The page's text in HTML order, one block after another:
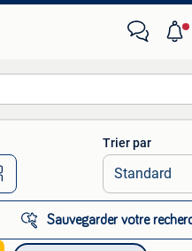
Toutes les distances…
Trier par
Sauvegarder votre